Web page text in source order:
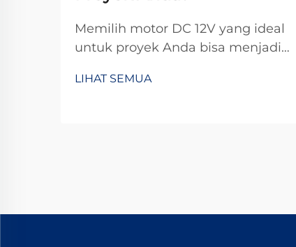
Memilih motor DC 12V yang ideal
untuk proyek Anda bisa menjadi
banyak spesifikasi teknis yang perlu
LIHAT SEMUA